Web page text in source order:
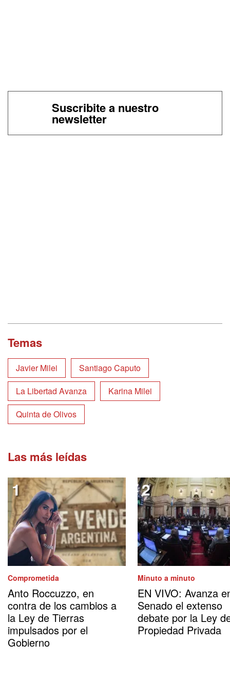
Suscribite a nuestro
newsletter
Temas
Javier Milei
Santiago Caputo
La Libertad Avanza
Karina Milei
Quinta de Olivos
Las más leídas
Comprometida
Anto Roccuzzo, en
contra de los cambios a
la Ley de Tierras
impulsados por el
Gobierno
Minuto a minuto
EN VIVO: Avanza
Senado el extenso
debate por la Ley
Propiedad Privada